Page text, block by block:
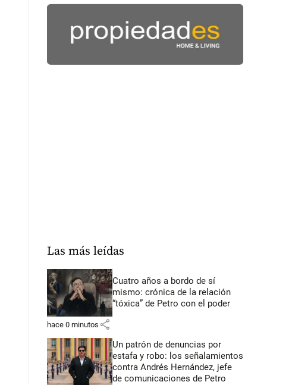
Las más leídas
Cuatro años a bordo de sí
mismo: crónica de la relación
“tóxica” de Petro con el poder
hace 0 minutos share
Un patrón de denuncias por
estafa y robo: los señalamientos
contra Andrés Hernández, jefe
de comunicaciones de Petro